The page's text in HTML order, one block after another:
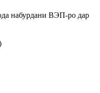
набурдани ВЭП-ро дар